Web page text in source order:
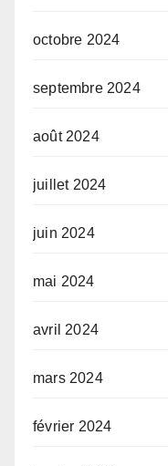
octobre 2024
septembre 2024
août 2024
juillet 2024
juin 2024
mai 2024
avril 2024
mars 2024
février 2024